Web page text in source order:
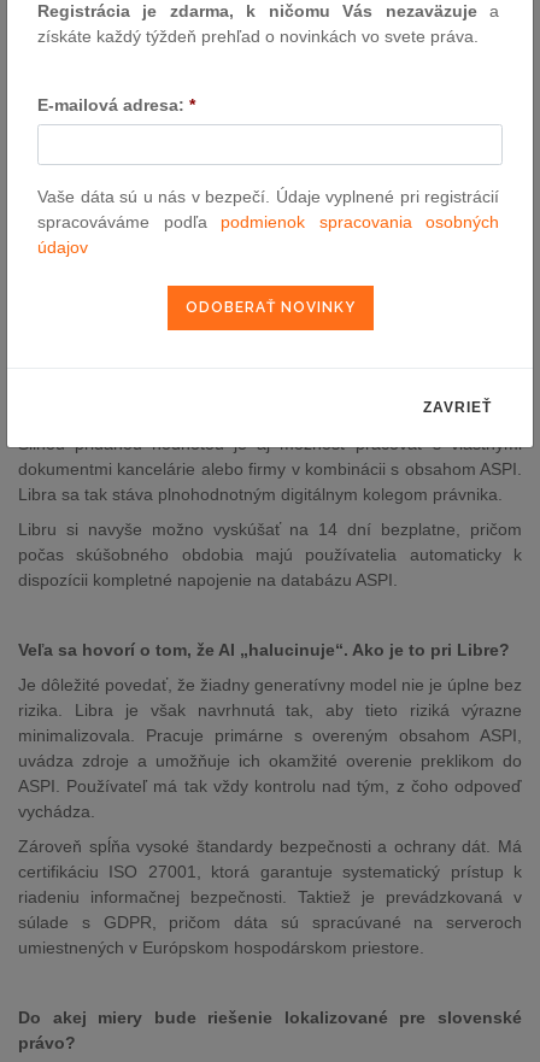
internetu. V našom prípade je zásadné napojenie na ASPI, teda
legislatívu, judikatúru aj komentáre od expertov. Používateľ tak
Libra bola zároveň vyvíjaná priamo právnikmi pre právnikov, takže
Ako konkrétne môže slovenský právnik Libru využiť vo
Libra má tri hlavné oblasti využitia. Prvou sú právne rešerše, kde
Libra výrazne skracuje čas potrebný na nájdenie relevantných
vrátane identifikácie rizík alebo nesúladu s internými štandardmi.
Silnou pridanou hodnotou je aj možnosť pracovať s vlastnými
dokumentmi kancelárie alebo firmy v kombinácii s obsahom ASPI.
Libra sa tak stáva plnohodnotným digitálnym kolegom právnika.
Libru si navyše možno vyskúšať na 14 dní bezplatne, pričom
počas skúšobného obdobia majú používatelia automaticky k
dispozícii kompletné napojenie na databázu ASPI.
Veľa sa hovorí o tom, že AI „halucinuje“. Ako je to pri Libre?
Je dôležité povedať, že žiadny generatívny model nie je úplne bez
rizika. Libra je však navrhnutá tak, aby tieto riziká výrazne
minimalizovala. Pracuje primárne s overeným obsahom ASPI,
uvádza zdroje a umožňuje ich okamžité overenie preklikom do
ASPI. Používateľ má tak vždy kontrolu nad tým, z čoho odpoveď
vychádza.
Zároveň spĺňa vysoké štandardy bezpečnosti a ochrany dát. Má
certifikáciu ISO 27001, ktorá garantuje systematický prístup k
riadeniu informačnej bezpečnosti. Taktiež je prevádzkovaná v
súlade s GDPR, pričom dáta sú spracúvané na serveroch
umiestnených v Európskom hospodárskom priestore.
Do akej miery bude riešenie lokalizované pre slovenské
právo?
Registrácia je zdarma, k ničomu Vás nezaväzujea
získáte každý týždeň prehľad o novinkách vo svete práva.
E-mailová adresa: *
Vaše dáta sú u nás v bezpečí. Údaje vyplnené pri registrácií
spracováváme podľa podmienok spracovania osobných
údajov
ZAVRIEŤ